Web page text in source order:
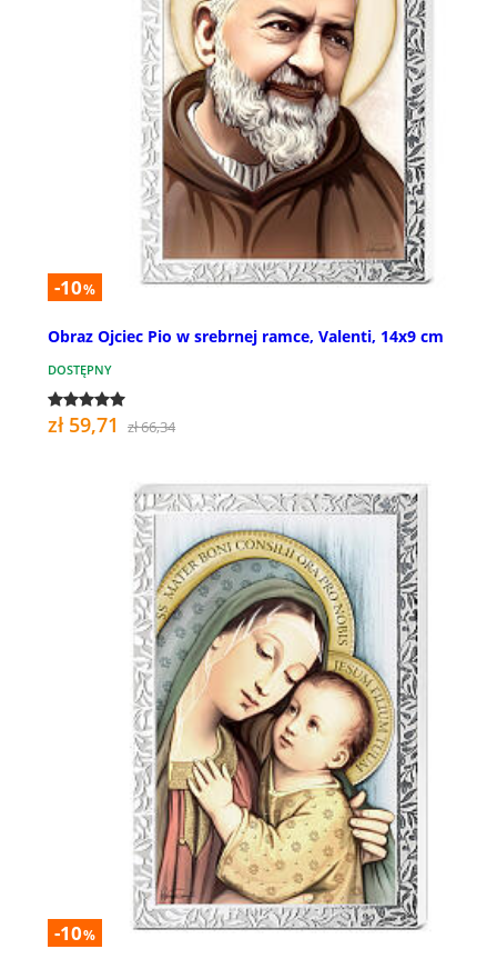
-10%
Obraz Ojciec Pio w srebrnej ramce, Valenti, 14x9 cm
DOSTĘPNY
zł 59,71 zł 66,34
-10%